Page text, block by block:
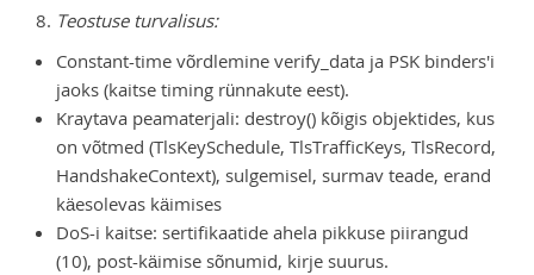
Teostuse turvalisus:
Constant-time võrdlemine verify_data ja PSK binders'i
jaoks (kaitse timing rünnakute eest).
Kraytava peamaterjali: destroy() kõigis objektides, kus
on võtmed (TlsKeySchedule, TlsTrafficKeys, TlsRecord,
HandshakeContext), sulgemisel, surmav teade, erand
käesolevas käimises
DoS-i kaitse: sertifikaatide ahela pikkuse piirangud
(10), post-käimise sõnumid, kirje suurus.